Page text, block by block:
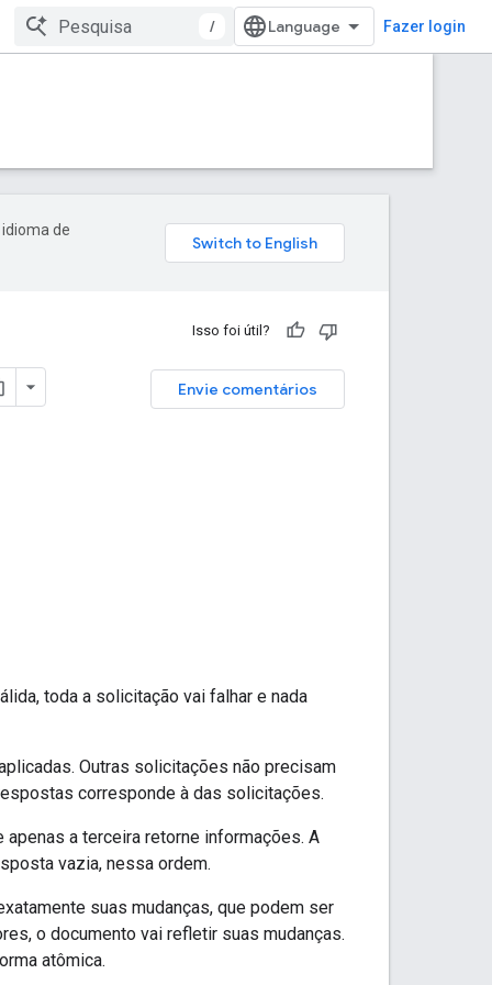
/ Fazer login
de
Isso foi útil?
Envie comentários
toda a solicitação vai falhar e nada
Outras solicitações não precisam
corresponde à das solicitações.
apenas a terceira retorne informações. A
vazia, nessa ordem.
suas mudanças, que podem ser
o documento vai refletir suas mudanças.
atômica.